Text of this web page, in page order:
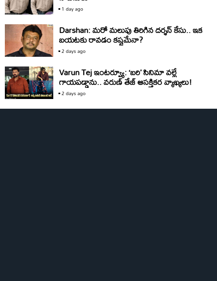
1 day ago
Darshan: మరో మలుపు తిరిగిన దర్శన్‌ కేసు.. ఇక
బయటకు రావడం కష్టమేనా?
2 days ago
Varun Tej ఇంటర్వ్యూ: ‘బరి’ సినిమా వల్లే
గాయపడ్డాను.. వరుణ్ తేజ్ ఆసక్తికర వ్యాఖ్యలు!
2 days ago